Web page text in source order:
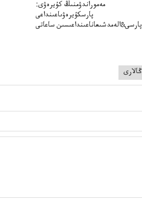
مەموراندۋمنىڭ كۇيرەۋى:
پارسكۇيرەۋىاعىنداعى
پارسى&الەمدشىعاناعىنداعىسىن ساعاتى